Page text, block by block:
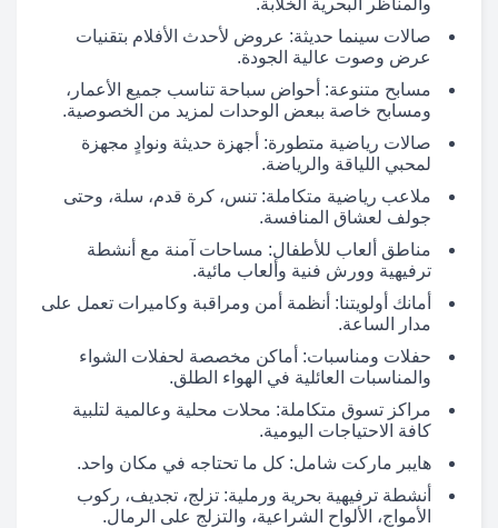
والمناظر البحرية الخلابة.
صالات سينما حديثة: عروض لأحدث الأفلام بتقنيات
عرض وصوت عالية الجودة.
مسابح متنوعة: أحواض سباحة تناسب جميع الأعمار،
ومسابح خاصة ببعض الوحدات لمزيد من الخصوصية.
صالات رياضية متطورة: أجهزة حديثة ونوادٍ مجهزة
لمحبي اللياقة والرياضة.
ملاعب رياضية متكاملة: تنس، كرة قدم، سلة، وحتى
جولف لعشاق المنافسة.
مناطق ألعاب للأطفال: مساحات آمنة مع أنشطة
ترفيهية وورش فنية وألعاب مائية.
أمانك أولويتنا: أنظمة أمن ومراقبة وكاميرات تعمل على
مدار الساعة.
حفلات ومناسبات: أماكن مخصصة لحفلات الشواء
والمناسبات العائلية في الهواء الطلق.
مراكز تسوق متكاملة: محلات محلية وعالمية لتلبية
كافة الاحتياجات اليومية.
هايبر ماركت شامل: كل ما تحتاجه في مكان واحد.
أنشطة ترفيهية بحرية ورملية: تزلج، تجديف، ركوب
الأمواج، الألواح الشراعية، والتزلج على الرمال.